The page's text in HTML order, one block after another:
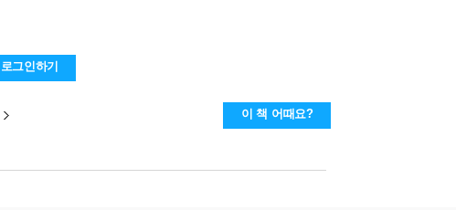
로그인하기
이 책 어때요?